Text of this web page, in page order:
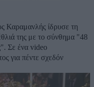
Καραμανλής ίδρυσε τη
της με το σύνθημα "48
Σε ένα video
για πέντε σχεδόν